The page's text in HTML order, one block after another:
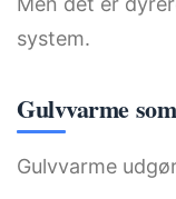
system.
Gulvvarme
Gulvvarme